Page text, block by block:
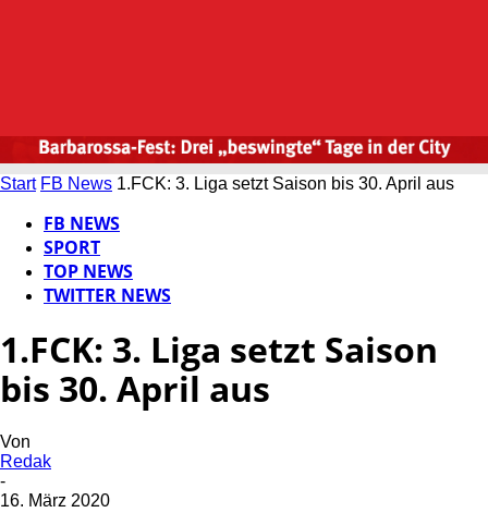
Start FB News 1.FCK: 3. Liga setzt Saison bis 30. April aus
FB NEWS
SPORT
TOP NEWS
TWITTER NEWS
1.FCK: 3. Liga setzt Saison
bis 30. April aus
Von
Redak
-
16. März 2020